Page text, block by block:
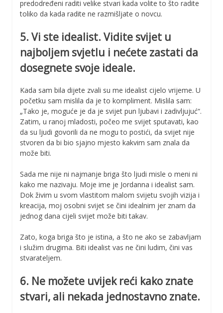
predodređeni raditi velike stvari kada volite to što radite
toliko da kada radite ne razmišljate o novcu.
5. Vi ste idealist. Vidite svijet u
najboljem svjetlu i nećete zastati da
dosegnete svoje ideale.
Kada sam bila dijete zvali su me idealist cijelo vrijeme. U
početku sam mislila da je to kompliment. Mislila sam:
„Tako je, moguće je da je svijet pun ljubavi i zadivljujuć“.
Zatim, u ranoj mladosti, počeo me svijet sputavati, kao
da su ljudi govorili da ne mogu to postići, da svijet nije
stvoren da bi bio sjajno mjesto kakvim sam znala da
može biti.
Sada me nije ni najmanje briga što ljudi misle o meni ni
kako me nazivaju. Moje ime je Jordanna i idealist sam.
Dok živim u svom vlastitom malom svijetu svojih vizija i
kreacija, moj osobni svijet se čini idealnim jer znam da
jednog dana cijeli svijet može biti takav.
Zato, koga briga što je istina, a što ne ako se zabavljam
i služim drugima. Biti idealist vas ne čini ludim, čini vas
stvarateljem.
6. Ne možete uvijek reći kako znate
stvari, ali nekada jednostavno znate.